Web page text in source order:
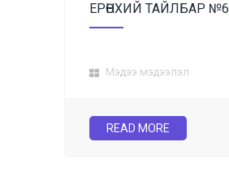
ЕРӨНХИЙ ТАЙЛБАР №6
Мэдээ мэдээлэл
READ MORE